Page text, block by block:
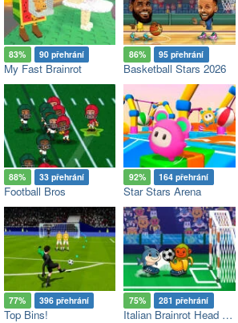
83% 90 přehrání
My Fast Brainrot
86% 95 přehrání
Basketball Stars 2026
88% 33 přehrání
Football Bros
92% 164 přehrání
Star Stars Arena
77% 396 přehrání
Top Bins!
75% 281 přehrání
Italian Brainrot Head Soccer